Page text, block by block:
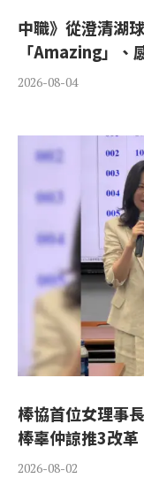
中職》從澄清湖
「Amazing」、
2026-08-04
棒協首位女理事
棒辜仲諒推3改革
2026-08-02